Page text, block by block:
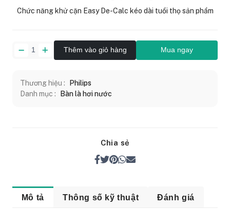
Chức năng khử cặn Easy De-Calc kéo dài tuổi thọ sản phẩm
Thêm vào giỏ hàng Mua ngay
Thương hiệu :
Philips
Danh mục :
Bàn là hơi nước
Chia sẻ
Mô tả Thông số kỹ thuật Đánh giá